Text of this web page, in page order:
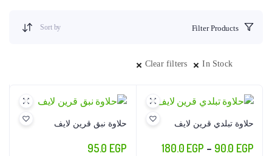
Filter Products
Sort by
Clear filters In Stock
حلاوة تبلدي قرين لايف
90.0 EGP
–
180.0 EGP
نطاق
حلاوة نبق قرين لايف
95.0 EGP